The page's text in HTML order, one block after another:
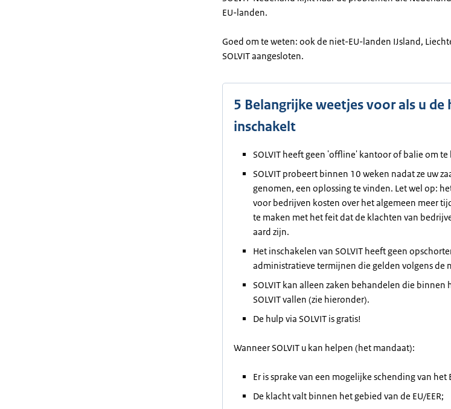
EU-landen.
Goed om te weten: ook de niet-EU-landen Ĳsland,
SOLVIT aangesloten.
5 Belangrijke weetjes voor als u de
inschakelt
SOLVIT heeft geen 'offline' kantoor of balie om te
SOLVIT probeert binnen 10 weken nadat ze uw
genomen, een oplossing te vinden. Let wel op:
voor bedrijven kosten over het algemeen meer
te maken met het feit dat de klachten van
aard zijn.
Het inschakelen van SOLVIT heeft geen
administratieve termĳnen die gelden volgens de
SOLVIT kan alleen zaken behandelen die binnen
SOLVIT vallen (zie hieronder).
De hulp via SOLVIT is gratis!
Wanneer SOLVIT u kan helpen (het mandaat):
Er is sprake van een mogelijke schending van het
De klacht valt binnen het gebied van de EU/EER;